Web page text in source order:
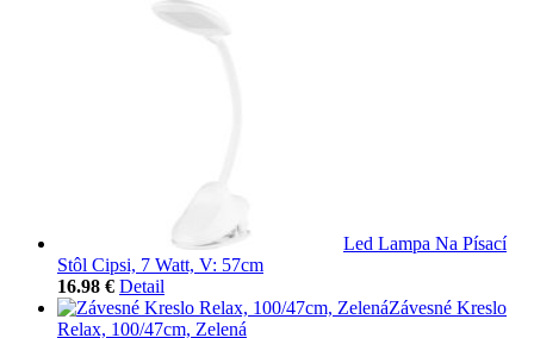
Led Lampa Na Písací
Stôl Cipsi, 7 Watt, V: 57cm
16.98 € Detail
Závesné Kreslo
Relax, 100/47cm, Zelená